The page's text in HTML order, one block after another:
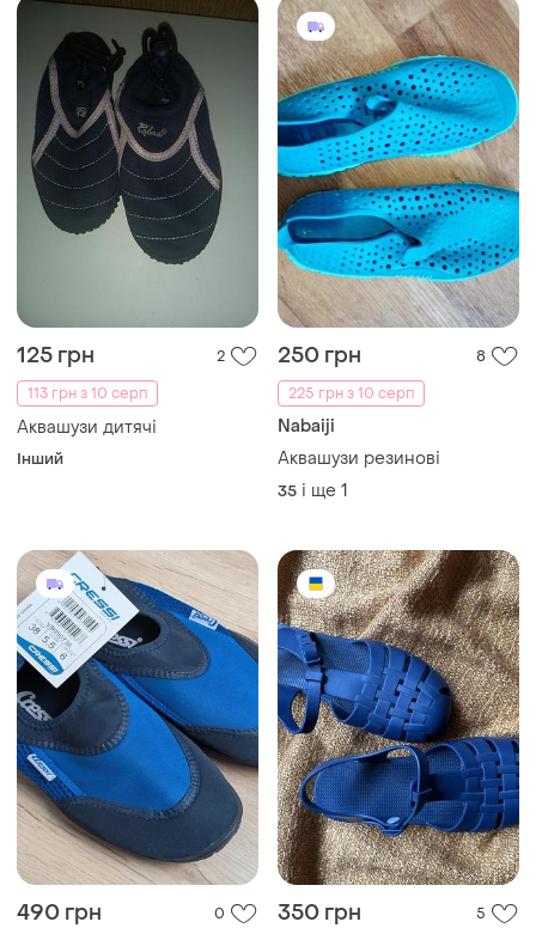
125 грн
2
113 грн з 10 серп
Аквашузи дитячі
Інший
250 грн
8
225 грн з 10 серп
Nabaiji
Аквашузи резинові
35 і ще 1
490 грн 0 350 грн 5